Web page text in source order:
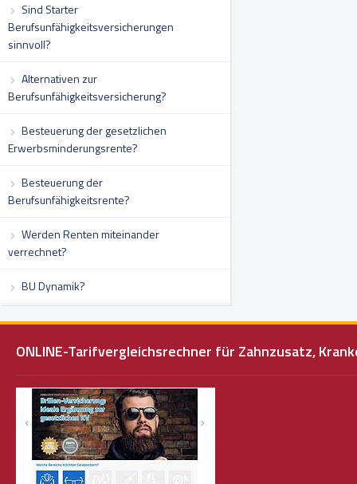
Sind Starter
Berufsunfähigkeitsversicherungen
sinnvoll?
Alternativen zur
Berufsunfähigkeitsversicherung?
Besteuerung der gesetzlichen
Erwerbsminderungsrente?
Besteuerung der
Berufsunfähigkeitsrente?
Werden Renten miteinander
verrechnet?
BU Dynamik?
ONLINE-Tarifvergleichsrechner für Zahnzusatz,